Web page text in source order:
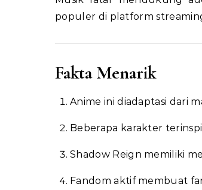
populer di platform
Fakta Menarik
Anime ini diadaptasi dari
Beberapa karakter
Shadow Reign memiliki
Fandom aktif membuat